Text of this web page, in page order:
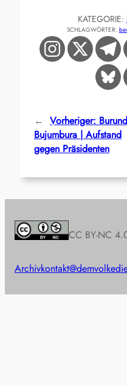
KATEGORIE:
SCHLAGWÖRTER:
← Vorheriger:
Bujumbura | Aufstand
gegen Präsidenten
CC BY-NC
Archiv